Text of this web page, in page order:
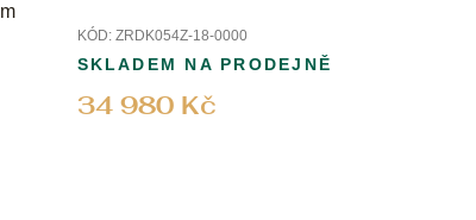
KÓD: ZRDK054Z-18-0000
34 980 Kč
SKLADEM NA PRODEJNĚ